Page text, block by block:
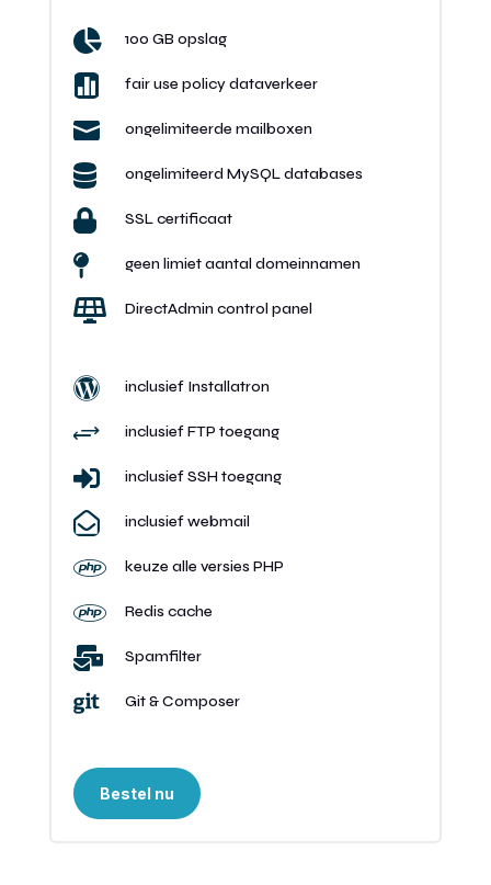
 100 GB opslag
 fair use policy dataverkeer
 ongelimiteerde mailboxen
 ongelimiteerd MySQL databases
 SSL certificaat
 geen limiet aantal domeinnamen
 DirectAdmin control panel
 inclusief Installatron
+ inclusief FTP toegang
 inclusief SSH toegang
 inclusief webmail
 keuze alle versies PHP
 Redis cache
 Spamfilter
 Git & Composer
Bestel nu